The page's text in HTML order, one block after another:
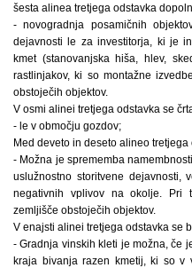
šesta alinea tretjega odstavka
- novogradnja posamičnih
dejavnosti le za investitorja, ki je
kmet (stanovanjska hiša, hlev,
rastlinjakov, ki so montažne
obstoječih objektov.
V osmi alinei tretjega odstavka se
- le v območju gozdov;
Med deveto in deseto alineo
- Možna je sprememba
uslužnostno storitvene dejavnosti,
negativnih vplivov na okolje. Pri
zemljišče obstoječih objektov.
V enajsti alinei tretjega odstavka se
- Gradnja vinskih kleti je možna, če
kraja bivanja razen kmetij, ki so v